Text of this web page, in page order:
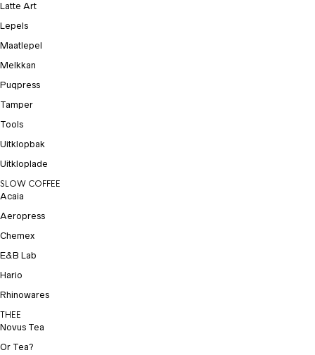
Latte Art
Lepels
Maatlepel
Melkkan
Puqpress
Tamper
Tools
Uitklopbak
Uitkloplade
SLOW COFFEE
Acaia
Aeropress
Chemex
E&B Lab
Hario
Rhinowares
THEE
Novus Tea
Or Tea?